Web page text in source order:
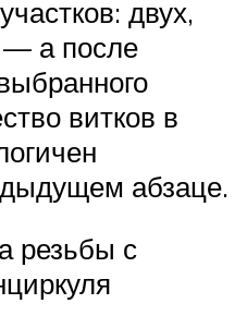
двух,
— а после
витков в
абзаце.
резьбы с